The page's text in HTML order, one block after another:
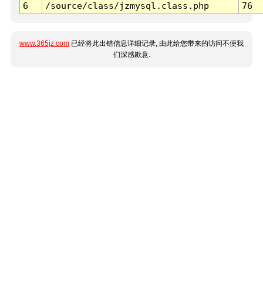
6
/source/class/jzmysql.class.php 76
www.365jz.com 已经将此出错信息详细记录, 由此给您带来的访问不便我
们深感歉意.